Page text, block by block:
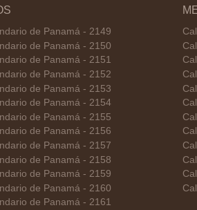
de Panamá - 2149
de Panamá - 2150
de Panamá - 2151
de Panamá - 2152
de Panamá - 2153
de Panamá - 2154
de Panamá - 2155
de Panamá - 2156
de Panamá - 2157
de Panamá - 2158
de Panamá - 2159
de Panamá - 2160
de Panamá - 2161